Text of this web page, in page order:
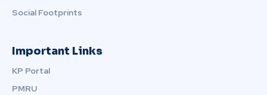
Social Footprints
Important Links
KP Portal
PMRU